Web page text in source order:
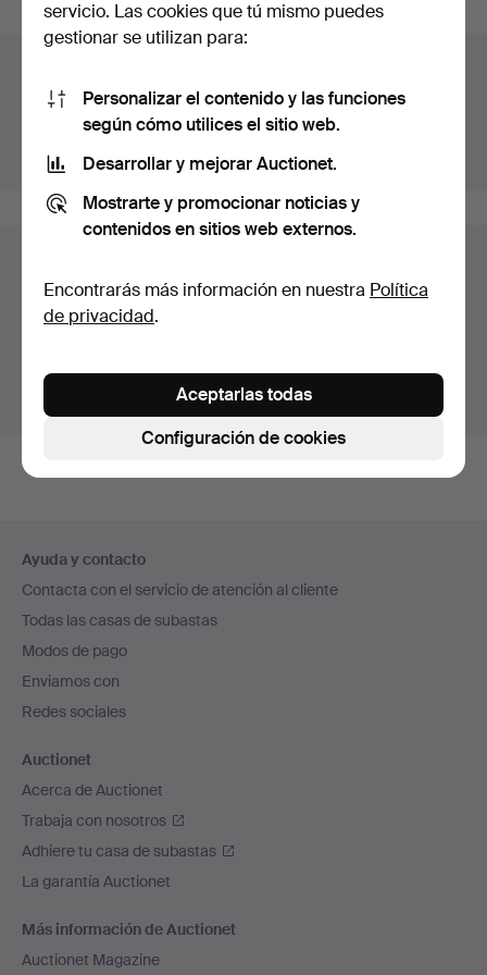
Estás buscando en el archivo de subastas concluidas.
Mostrar las subastas en curso.
Estás viendo únicamente los lotes en Suecia.
Disponemos de un servicio de envío con tarifas planas
Mostrar lotes fuera de Suecia
en
el
pie
de
página
Ayuda y contacto
Contacta con el servicio de atención al cliente
Todas las casas de subastas
Modos de pago
Enviamos con
Redes sociales
Auctionet
Acerca de Auctionet
Trabaja con nosotros
Adhiere tu casa de subastas
La garantía Auctionet
Más información de Auctionet
Auctionet Magazine
servicio. Las cookies que tú mismo puedes
gestionar se utilizan para:
Personalizar el contenido y las funciones
según cómo utilices el sitio web.
Desarrollar y mejorar Auctionet.
Mostrarte y promocionar noticias y
contenidos en sitios web externos.
Encontrarás más información en nuestra Política
de privacidad.
Configuración de cookies
Aceptarlas todas